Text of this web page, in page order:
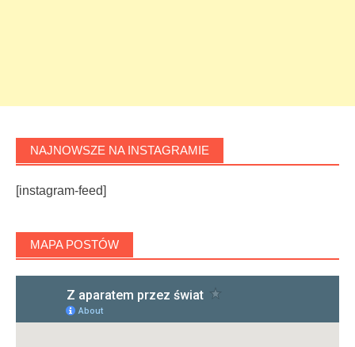
NAJNOWSZE NA INSTAGRAMIE
[instagram-feed]
MAPA POSTÓW